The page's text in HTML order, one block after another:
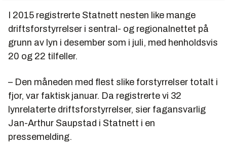
I 2015 registrerte Statnett nesten like mange
driftsforstyrrelser i sentral- og regionalnettet på
grunn av lyn i desember som i juli, med henholdsvis
20 og 22 tilfeller.
– Den måneden med flest slike forstyrrelser totalt i
fjor, var faktisk januar. Da registrerte vi 32
lynrelaterte driftsforstyrrelser, sier fagansvarlig
Jan-Arthur Saupstad i Statnett i en
pressemelding.